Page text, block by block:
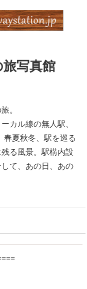
写真館
。
カル線の無人駅、
夏秋冬、駅を巡る
る風景。駅構内設
て、あの日、あの